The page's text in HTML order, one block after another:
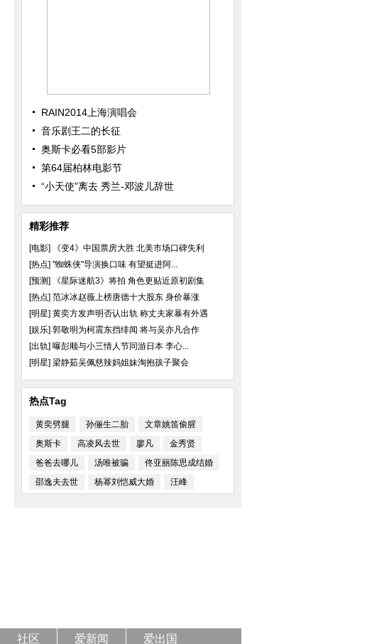
姚明参与《爸爸2》录制 ...
RAIN2014上海演唱会
音乐剧王二的长征
奥斯卡必看5部影片
第64届柏林电影节
“小天使”离去 秀兰-邓波儿辞世
精彩推荐
[电影]
《变4》中国票房大胜 北美市场口碑失利
[热点] "蜘蛛侠"导演换口味 有望挺进阿...
[预测]
《星际迷航3》将拍 角色更贴近原初剧集
[热点] 范冰冰赵薇上榜唐德十大股东 身价暴涨
[明星] 黄奕方发声明否认出轨 称丈夫家暴有外遇
[娱乐] 郭敬明为柯震东挡绯闻 将与吴亦凡合作
[出轨] 曝彭顺与小三情人节同游日本 李心...
[明星] 梁静茹吴佩慈辣妈姐妹淘抱孩子聚会
热点Tag
黄奕劈腿 孙俪生二胎
文章姚笛偷腥
奥斯卡
高凌风去世 廖凡
金秀贤
爸爸去哪儿
汤唯被骗
佟亚丽陈思成结婚
邵逸夫去世
杨幂刘恺威大婚 汪峰
社区 爱新闻 爱出国